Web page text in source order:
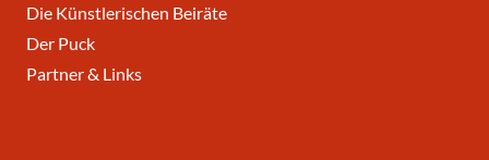
Die Künstlerischen Beiräte
Der Puck
Partner & Links